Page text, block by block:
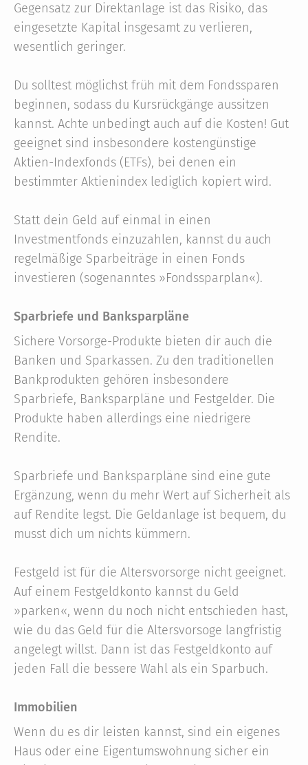
Gegensatz zur Direktanlage ist das Risiko, das
eingesetzte Kapital insgesamt zu verlieren,
wesentlich geringer.
Du solltest möglichst früh mit dem Fondssparen
beginnen, sodass du Kursrückgänge aussitzen
kannst. Achte unbedingt auch auf die Kosten! Gut
geeignet sind insbesondere kostengünstige
Aktien-Indexfonds (ETFs), bei denen ein
bestimmter Aktienindex lediglich kopiert wird.
Statt dein Geld auf einmal in einen
Investmentfonds einzuzahlen, kannst du auch
regelmäßige Sparbeiträge in einen Fonds
investieren (sogenanntes »Fondssparplan«).
Sparbriefe und Banksparpläne
Sichere Vorsorge-Produkte bieten dir auch die
Banken und Sparkassen. Zu den traditionellen
Bankprodukten gehören insbesondere
Sparbriefe, Banksparpläne und Festgelder. Die
Produkte haben allerdings eine niedrigere
Rendite.
Sparbriefe und Banksparpläne sind eine gute
Ergänzung, wenn du mehr Wert auf Sicherheit als
auf Rendite legst. Die Geldanlage ist bequem, du
musst dich um nichts kümmern.
Festgeld ist für die Altersvorsorge nicht geeignet.
Auf einem Festgeldkonto kannst du Geld
»parken«, wenn du noch nicht entschieden hast,
wie du das Geld für die Altersvorsoge langfristig
angelegt willst. Dann ist das Festgeldkonto auf
jeden Fall die bessere Wahl als ein Sparbuch.
Immobilien
Wenn du es dir leisten kannst, sind ein eigenes
Haus oder eine Eigentumswohnung sicher ein